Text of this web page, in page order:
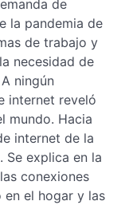
de
la pandemia de
de trabajo y
necesidad de
ningún
internet reveló
mundo. Hacia
internet de la
Se explica en la
conexiones
el hogar y las